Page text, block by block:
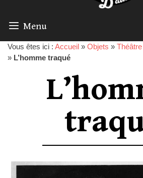
Menu
Vous êtes ici : Accueil » Objets » Théâtre
» L’homme traqué